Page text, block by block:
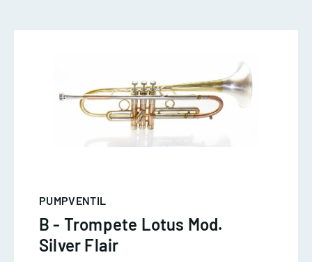
PUMPVENTIL
B - Trompete Lotus Mod.
Silver Flair